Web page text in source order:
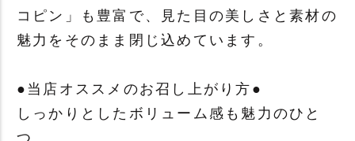
コピン」も豊富で、見た目の美しさと素材の
魅力をそのまま閉じ込めています。
●当店オススメのお召し上がり方●
しっかりとしたボリューム感も魅力のひと
つ。